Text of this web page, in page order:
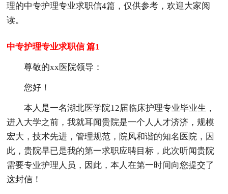
理的中专护理专业求职信4篇，仅供参考，欢迎大家阅
读。
中专护理专业求职信 篇1
尊敬的xx医院领导：
您好！
本人是一名湖北医学院12届临床护理专业毕业生，
进入大学之前，我就耳闻贵院是一个人人才济济，规模
宏大，技术先进，管理规范，院风和谐的知名医院，因
此，贵院早已是我的第一求职应聘目标，此次听闻贵院
需要专业护理人员，因此，本人在第一时间向您提交了
这封信！